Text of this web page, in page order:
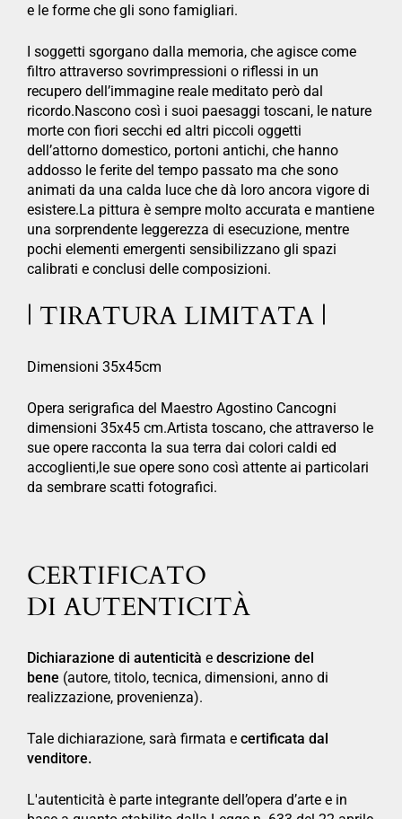
e le forme che gli sono famigliari.
I soggetti sgorgano dalla memoria, che agisce come
filtro attraverso sovrimpressioni o riflessi in un
recupero dell’immagine reale meditato però dal
ricordo.Nascono così i suoi paesaggi toscani, le nature
morte con fiori secchi ed altri piccoli oggetti
dell’attorno domestico, portoni antichi, che hanno
addosso le ferite del tempo passato ma che sono
animati da una calda luce che dà loro ancora vigore di
esistere.La pittura è sempre molto accurata e mantiene
una sorprendente leggerezza di esecuzione, mentre
pochi elementi emergenti sensibilizzano gli spazi
calibrati e conclusi delle composizioni.
| TIRATURA LIMITATA |
Dimensioni 35x45cm
Opera serigrafica del Maestro Agostino Cancogni
dimensioni 35x45 cm.Artista toscano, che attraverso le
sue opere racconta la sua terra dai colori caldi ed
accoglienti,le sue opere sono così attente ai particolari
da sembrare scatti fotografici.
CERTIFICATO
DI AUTENTICITÀ
Dichiarazione di autenticità e descrizione del
bene (autore, titolo, tecnica, dimensioni, anno di
realizzazione, provenienza).
Tale dichiarazione, sarà firmata e certificata dal
venditore.
L'autenticità è parte integrante dell’opera d’arte e in